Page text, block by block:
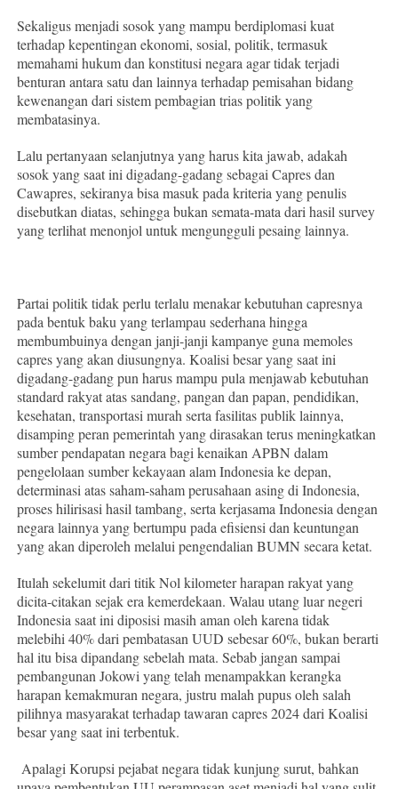
Sekaligus menjadi sosok yang mampu berdiplomasi kuat
terhadap kepentingan ekonomi, sosial, politik, termasuk
memahami hukum dan konstitusi negara agar tidak terjadi
benturan antara satu dan lainnya terhadap pemisahan bidang
kewenangan dari sistem pembagian trias politik yang
membatasinya.
Lalu pertanyaan selanjutnya yang harus kita jawab, adakah
sosok yang saat ini digadang-gadang sebagai Capres dan
Cawapres, sekiranya bisa masuk pada kriteria yang penulis
disebutkan diatas, sehingga bukan semata-mata dari hasil survey
yang terlihat menonjol untuk mengungguli pesaing lainnya.
Partai politik tidak perlu terlalu menakar kebutuhan capresnya
pada bentuk baku yang terlampau sederhana hingga
membumbuinya dengan janji-janji kampanye guna memoles
capres yang akan diusungnya. Koalisi besar yang saat ini
digadang-gadang pun harus mampu pula menjawab kebutuhan
standard rakyat atas sandang, pangan dan papan, pendidikan,
kesehatan, transportasi murah serta fasilitas publik lainnya,
disamping peran pemerintah yang dirasakan terus meningkatkan
sumber pendapatan negara bagi kenaikan APBN dalam
pengelolaan sumber kekayaan alam Indonesia ke depan,
determinasi atas saham-saham perusahaan asing di Indonesia,
proses hilirisasi hasil tambang, serta kerjasama Indonesia dengan
negara lainnya yang bertumpu pada efisiensi dan keuntungan
yang akan diperoleh melalui pengendalian BUMN secara ketat.
Itulah sekelumit dari titik Nol kilometer harapan rakyat yang
dicita-citakan sejak era kemerdekaan. Walau utang luar negeri
Indonesia saat ini diposisi masih aman oleh karena tidak
melebihi 40% dari pembatasan UUD sebesar 60%, bukan berarti
hal itu bisa dipandang sebelah mata. Sebab jangan sampai
pembangunan Jokowi yang telah menampakkan kerangka
harapan kemakmuran negara, justru malah pupus oleh salah
pilihnya masyarakat terhadap tawaran capres 2024 dari Koalisi
besar yang saat ini terbentuk.
Apalagi Korupsi pejabat negara tidak kunjung surut, bahkan